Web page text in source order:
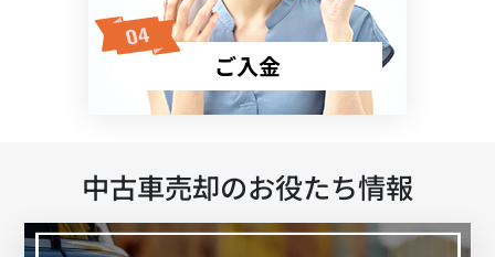
ご入金
中古車売却のお役たち情報